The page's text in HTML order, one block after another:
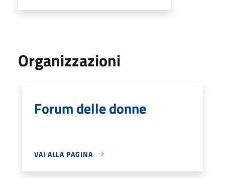
Organizzazioni
Forum delle donne
VAI ALLA PAGINA